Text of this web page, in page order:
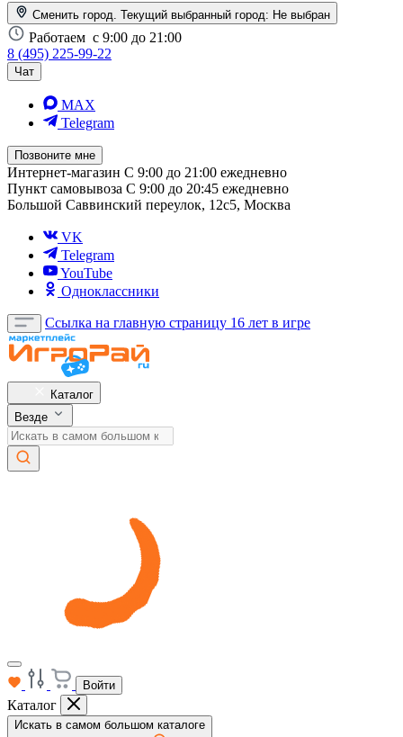
Сменить город. Текущий выбранный город: Не выбран
Работаем с 9:00 до 21:00
8 (495) 225-99-22
Чат
MAX
Telegram
Позвоните мне
Интернет-магазин С 9:00 до 21:00 ежедневно
Пункт самовывоза С 9:00 до 20:45 ежедневно
Большой Саввинский переулок, 12с5, Москва
VK
Telegram
YouTube
Одноклассники
Ссылка на главную страницу 16 лет в игре
Каталог
Везде
Войти
Каталог
Искать в самом большом каталоге